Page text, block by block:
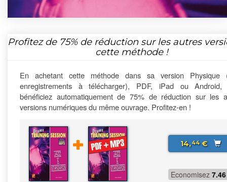
Profitez de 75%de réduction sur les autres
cette méthode !
En achetant cette méthode dans sa version Physique
enregistrements à télécharger), PDF, iPad ou Android,
bénéficiez automatiquement de 75% de réduction sur les
versions numériques du même ouvrage. Profitez-en !
14,44€
Economisez 7.46